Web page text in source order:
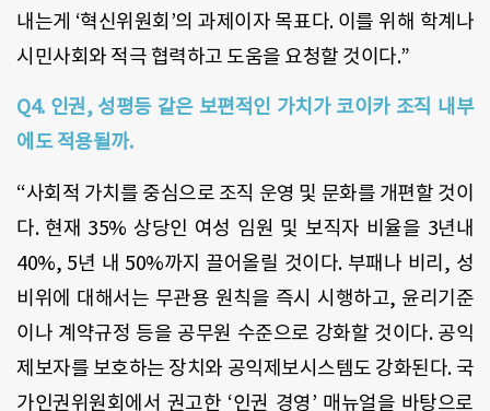
내는게 ‘혁신위원회’의 과제이자 목표다. 이를 위해 학계나
시민사회와 적극 협력하고 도움을 요청할 것이다.”
Q4. 인권, 성평등 같은 보편적인 가치가 코이카 조직 내부
에도 적용될까.
“사회적 가치를 중심으로 조직 운영 및 문화를 개편할 것이
다. 현재 35% 상당인 여성 임원 및 보직자 비율을 3년내
40%, 5년 내 50%까지 끌어올릴 것이다. 부패나 비리, 성
비위에 대해서는 무관용 원칙을 즉시 시행하고, 윤리기준
이나 계약규정 등을 공무원 수준으로 강화할 것이다. 공익
제보자를 보호하는 장치와 공익제보시스템도 강화된다. 국
가인권위원회에서 권고한 ‘인권 경영’ 매뉴얼을 바탕으로